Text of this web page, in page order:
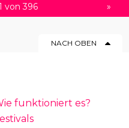
von 396 »
NACH OBEN
funktioniert es?